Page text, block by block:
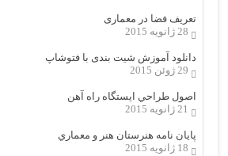
تعریف فضا در معماری
28 ژانویه 2015
دانلود آموزش شیت بندی با فتوشاپ
29 ژوئن 2015
اصول طراحي ایستگاه راه آهن
21 ژانویه 2015
پایان نامه هنرستان هنر و معماري
18 ژانویه 2015